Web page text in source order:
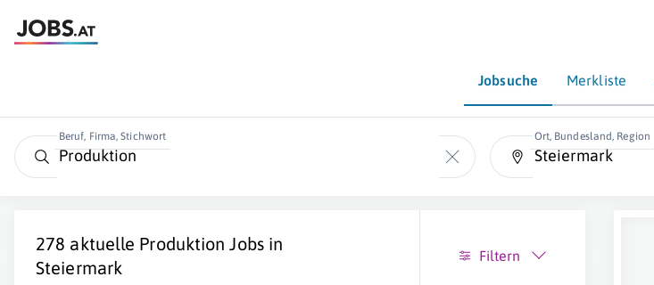
Jobsuche Merkliste
Beruf, Firma, Stichwort Ort, Bundesland, Region
278 aktuelle Produktion Jobs in
Steiermark
Filtern